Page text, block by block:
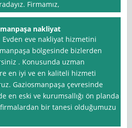
Firmamız,
nakliyat
Evden eve nakliyat hizmetini
bölgesinde bizlerden
. Konusunda uzman
en iyi ve en kaliteli hizmeti
Gaziosmanpaşa çevresinde
en eski ve kurumsallığı ön planda
bir tanesi olduğumuzu